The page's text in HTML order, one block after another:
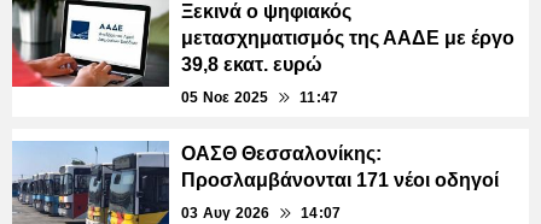
Ξεκινά ο ψηφιακός
μετασχηματισμός της ΑΑΔΕ με έργο
39,8 εκατ. ευρώ
05 Νοε 2025 11:47
ΟΑΣΘ Θεσσαλονίκης:
Προσλαμβάνονται 171 νέοι οδηγοί
03 Αυγ 2026 14:07